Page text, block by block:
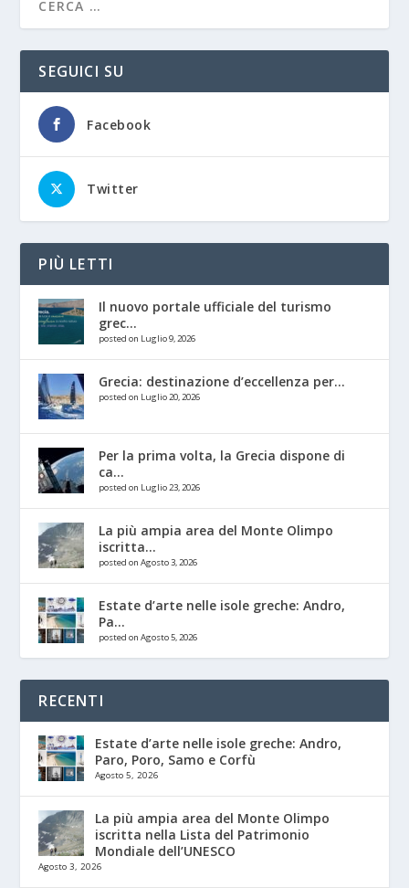
SEGUICI SU
Facebook
Twitter
PIÙ LETTI
Il nuovo portale ufficiale del turismo
grec...
posted on Luglio 9, 2026
Grecia: destinazione d’eccellenza per...
posted on Luglio 20, 2026
Per la prima volta, la Grecia dispone di
ca...
posted on Luglio 23, 2026
La più ampia area del Monte Olimpo
iscritta...
posted on Agosto 3, 2026
Estate d’arte nelle isole greche: Andro,
Pa...
posted on Agosto 5, 2026
RECENTI
Estate d’arte nelle isole greche: Andro,
Paro, Poro, Samo e Corfù
Agosto 5, 2026
La più ampia area del Monte Olimpo
iscritta nella Lista del Patrimonio
Mondiale dell’UNESCO
Agosto 3, 2026